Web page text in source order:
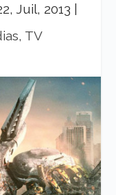
Juil, 2013
TV